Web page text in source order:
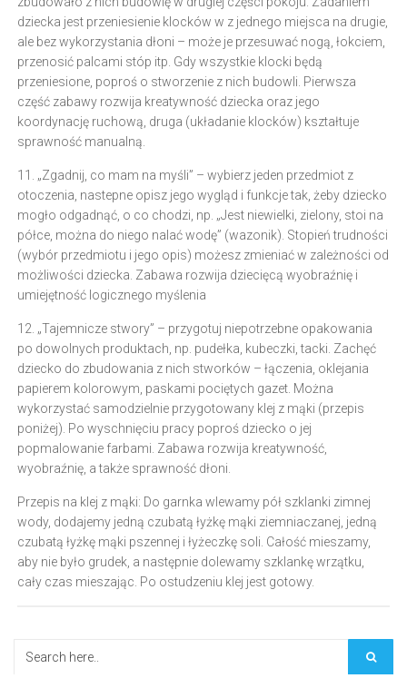
dziecka jest przeniesienie klocków w z jednego miejsca na drugie,
ale bez wykorzystania dłoni – może je przesuwać nogą, łokciem,
przenosić palcami stóp itp. Gdy wszystkie klocki będą
przeniesione, poproś o stworzenie z nich budowli. Pierwsza
część zabawy rozwija kreatywność dziecka oraz jego
koordynację ruchową, druga (układanie klocków) kształtuje
sprawność manualną.
11. „Zgadnij, co mam na myśli” – wybierz jeden przedmiot z
otoczenia, nastepne opisz jego wygląd i funkcje tak, żeby dziecko
mogło odgadnąć, o co chodzi, np. „Jest niewielki, zielony, stoi na
półce, można do niego nalać wodę” (wazonik). Stopień trudności
(wybór przedmiotu i jego opis) możesz zmieniać w zależności od
możliwości dziecka. Zabawa rozwija dziecięcą wyobraźnię i
umiejętność logicznego myślenia
12. „Tajemnicze stwory” – przygotuj niepotrzebne opakowania
po dowolnych produktach, np. pudełka, kubeczki, tacki. Zachęć
dziecko do zbudowania z nich stworków – łączenia, oklejania
papierem kolorowym, paskami pociętych gazet. Można
wykorzystać samodzielnie przygotowany klej z mąki (przepis
poniżej). Po wyschnięciu pracy poproś dziecko o jej
popmalowanie farbami. Zabawa rozwija kreatywność,
wyobraźnię, a także sprawność dłoni.
Przepis na klej z mąki: Do garnka wlewamy pół szklanki zimnej
wody, dodajemy jedną czubatą łyżkę mąki ziemniaczanej, jedną
czubatą łyżkę mąki pszennej i łyżeczkę soli. Całość mieszamy,
aby nie było grudek, a następnie dolewamy szklankę wrzątku,
cały czas mieszając. Po ostudzeniu klej jest gotowy.